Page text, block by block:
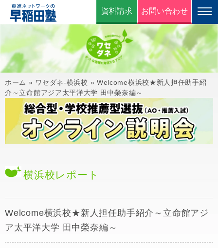
資料請求 お問い合わせ
ホーム » ワセダネ-横浜校 » Welcome横浜校★新人担任助手紹
介～立命館アジア太平洋大学 田中榮奈編～
横浜校レポート
Welcome横浜校★新人担任助手紹介～立命館アジ
ア太平洋大学 田中榮奈編～